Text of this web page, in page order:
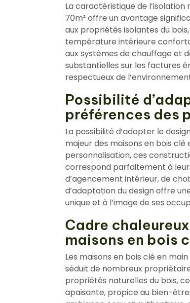
La caractéristique de
70m² offre un avantage
aux propriétés isolantes du
température intérieure
aux systèmes de chauffage et
substantielles sur les factures
respectueux de
Possibilité
préférences des
La possibilité d’adapter le
majeur des maisons en bois
personnalisation, ces
correspond parfaitement à
d’agencement intérieur, de
d’adaptation du design offre
unique et à l’image de ses
Cadre
maisons en bois
Les maisons en bois clé en
séduit de nombreux
propriétés naturelles du bois,
apaisante, propice au bien-